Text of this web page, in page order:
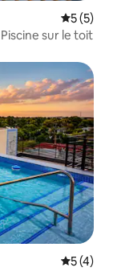
5 (5)
sur le toit
5 (4)